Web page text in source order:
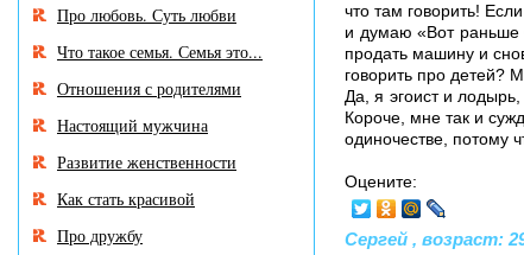
что там говорить!
и думаю «Вот раньше
продать машину и
говорить про детей?
Да, я эгоист и
Короче, мне так и
одиночестве, потому
Оцените:
Сергей , возраст:
Про любовь. Суть любви
Что такое семья. Семья это...
Отношения с родителями
Настоящий мужчина
Развитие женственности
Как стать красивой
Про дружбу